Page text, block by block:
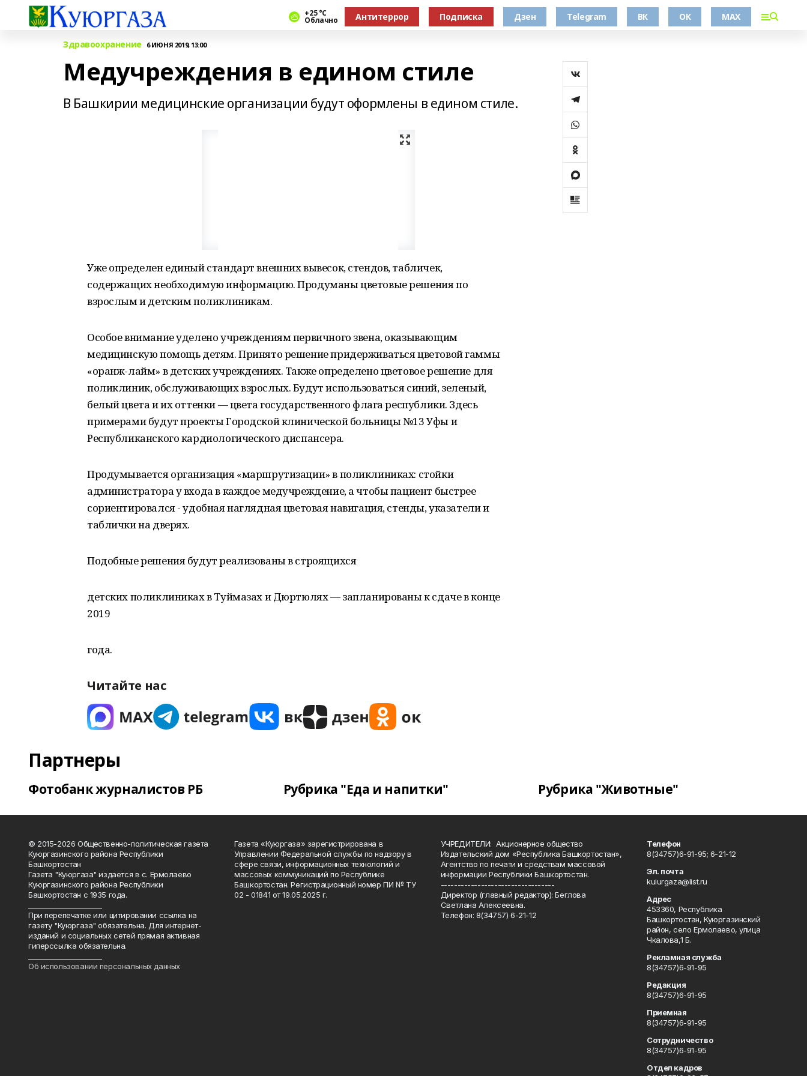
+25 °С
Облачно Антитеррор Подписка Дзен Telegram ВК ОК MAX
Здравоохранение 6 ИЮНЯ 2019, 13:00
Медучреждения в едином стиле
В Башкирии медицинские организации будут оформлены в едином стиле.
Уже определен единый стандарт внешних вывесок, стендов, табличек,
содержащих необходимую информацию. Продуманы цветовые решения по
взрослым и детским поликлиникам.
Особое внимание уделено учреждениям первичного звена, оказывающим
медицинскую помощь детям. Принято решение придерживаться цветовой гаммы
«оранж-лайм» в детских учреждениях. Также определено цветовое решение для
поликлиник, обслуживающих взрослых. Будут использоваться синий, зеленый,
белый цвета и их оттенки — цвета государственного флага республики. Здесь
примерами будут проекты Городской клинической больницы №13 Уфы и
Республиканского кардиологического диспансера.
Продумывается организация «маршрутизации» в поликлиниках: стойки
администратора у входа в каждое медучреждение, а чтобы пациент быстрее
сориентировался - удобная наглядная цветовая навигация, стенды, указатели и
таблички на дверях.
Подобные решения будут реализованы в строящихся
детских поликлиниках в Туймазах и Дюртюлях — запланированы к сдаче в конце
2019
года.
Читайте нас
Партнеры
Фотобанк журналистов РБ Рубрика "Еда и напитки" Рубрика "Животные"
© 2015-2026 Общественно-политическая газета
Куюргазинского района Республики
Башкортостан
Газета "Куюргаза" издается в с. Ермолаево
Куюргазинского района Республики
Башкортостан с 1935 года.
При перепечатке или цитировании ссылка на
газету "Куюргаза" обязательна. Для интернет-
изданий и социальных сетей прямая активная
гиперссылка обязательна.
Об использовании персональных данных
Газета «Куюргаза» зарегистрирована в
Управлении Федеральной службы по надзору в
сфере связи, информационных технологий и
массовых коммуникаций по Республике
Башкортостан. Регистрационный номер ПИ № ТУ
02 - 01841 от 19.05.2025 г.
УЧРЕДИТЕЛИ: Акционерное общество
Издательский дом «Республика Башкортостан»,
Агентство по печати и средствам массовой
информации Республики Башкортостан.
----------------------------------
Директор (главный редактор): Беглова
Светлана Алексеевна.
Телефон: 8(34757) 6-21-12
Телефон
8(34757)6-91-95; 6-21-12
Эл. почта
kuiurgaza@list.ru
Адрес
453360, Республика
Башкортостан, Куюргазинский
район, село Ермолаево, улица
Чкалова,1 Б.
Рекламная служба
8(34757)6-91-95
Редакция
8(34757)6-91-95
Приемная
8(34757)6-91-95
Сотрудничество
8(34757)6-91-95
Отдел кадров